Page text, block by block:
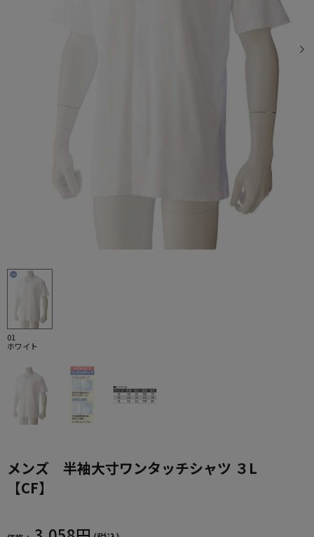
01
ホワイト
メンズ 半袖大寸ワンタッチシャツ ３L
【CF】